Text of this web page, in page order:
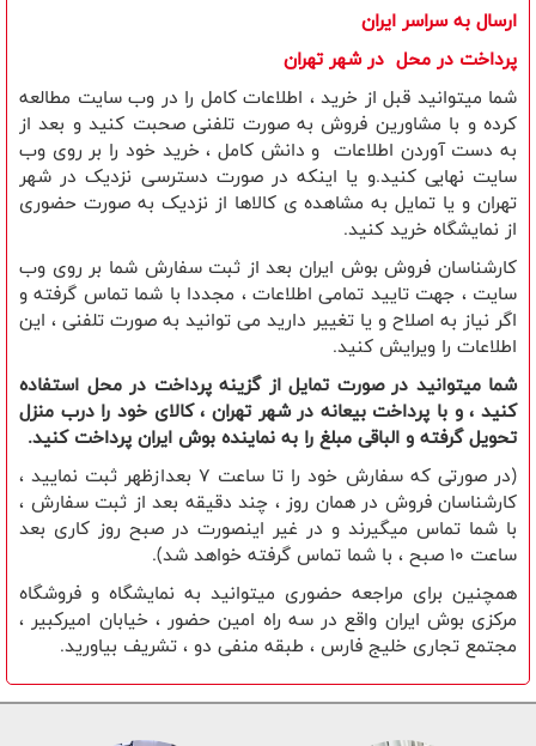
ارسال به سراسر ایران
​پرداخت در محل در شهر تهران
شما میتوانید قبل از خرید ، اطلاعات کامل را در وب سایت مطالعه
کرده و با مشاورین فروش به صورت تلفنی صحبت کنید و بعد از
به دست آوردن اطلاعات و دانش کامل ، خرید خود را بر روی وب
سایت نهایی کنید.و یا اینکه در صورت دسترسی نزدیک در شهر
تهران و یا تمایل به مشاهده ی کالاها از نزدیک به صورت حضوری
از نمایشگاه خرید کنید.
کارشناسان فروش بوش ایران بعد از ثبت سفارش شما بر روی وب
سایت ، جهت تایید تمامی اطلاعات ، مجددا با شما تماس گرفته و
اگر نیاز به اصلاح و یا تغییر دارید می توانید به صورت تلفنی ، این
اطلاعات را ویرایش کنید.
شما میتوانید در صورت تمایل از گزینه پرداخت در محل استفاده
کنید ، و با پرداخت بیعانه در شهر تهران ، کالای خود را درب منزل
تحویل گرفته و الباقی مبلغ را به نماینده بوش ایران پرداخت کنید.
(در صورتی که سفارش خود را تا ساعت 7 بعدازظهر ثبت نمایید ،
کارشناسان فروش در همان روز ، چند دقیقه بعد از ثبت سفارش ،
با شما تماس میگیرند و در غیر اینصورت در صبح روز کاری بعد
ساعت 10 صبح ، با شما تماس گرفته خواهد شد).
همچنین برای مراجعه حضوری میتوانید به نمایشگاه و فروشگاه
مرکزی بوش ایران واقع در سه راه امین حضور ، خیابان امیرکبیر ،
مجتمع تجاری خلیج فارس ، طبقه منفی دو ، تشریف بیاورید.